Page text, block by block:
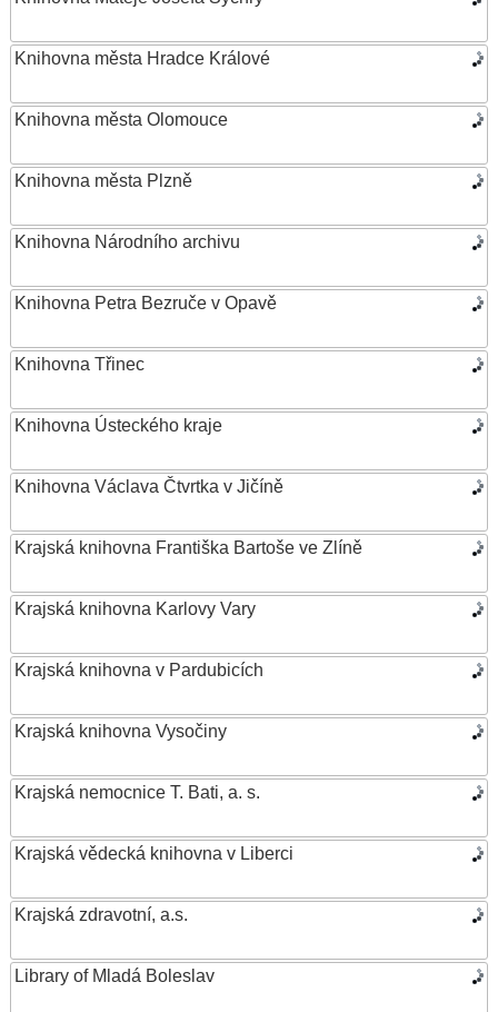
Knihovna města Hradce Králové
Knihovna města Olomouce
Knihovna města Plzně
Knihovna Národního archivu
Knihovna Petra Bezruče v Opavě
Knihovna Třinec
Knihovna Ústeckého kraje
Knihovna Václava Čtvrtka v Jičíně
Krajská knihovna Františka Bartoše ve Zlíně
Krajská knihovna Karlovy Vary
Krajská knihovna v Pardubicích
Krajská knihovna Vysočiny
Krajská nemocnice T. Bati, a. s.
Krajská vědecká knihovna v Liberci
Krajská zdravotní, a.s.
Library of Mladá Boleslav